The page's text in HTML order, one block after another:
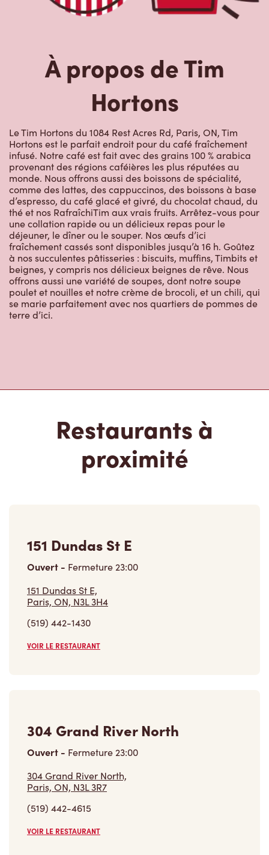
À propos de Tim
Hortons
Le Tim Hortons du 1084 Rest Acres Rd, Paris, ON, Tim
Hortons est le parfait endroit pour du café fraîchement
infusé. Notre café est fait avec des grains 100 % arabica
provenant des régions caféières les plus réputées au
monde. Nous offrons aussi des boissons de spécialité,
comme des lattes, des cappuccinos, des boissons à base
d’espresso, du café glacé et givré, du chocolat chaud, du
thé et nos RafraîchiTim aux vrais fruits. Arrêtez-vous pour
une collation rapide ou un délicieux repas pour le
déjeuner, le dîner ou le souper. Nos œufs d’ici
fraîchement cassés sont disponibles jusqu’à 16 h. Goûtez
à nos succulentes pâtisseries : biscuits, muffins, Timbits et
beignes, y compris nos délicieux beignes de rêve. Nous
offrons aussi une variété de soupes, dont notre soupe
poulet et nouilles et notre crème de brocoli, et un chili, qui
se marie parfaitement avec nos quartiers de pommes de
terre d’ici.
Restaurants à
proximité
151 Dundas St E
Ouvert - Fermeture23:00
151 Dundas St E,
Paris, ON, N3L 3H4
(519) 442-1430
VOIR LE RESTAURANT
304 Grand River North
Ouvert - Fermeture23:00
304 Grand River North,
Paris, ON, N3L 3R7
(519) 442-4615
VOIR LE RESTAURANT